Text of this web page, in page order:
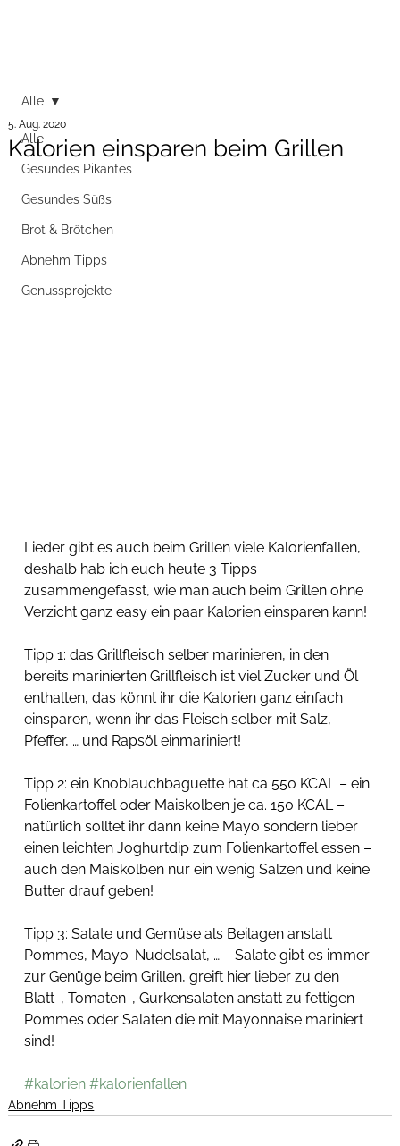
Alle
Gesundes Pikantes
Gesundes Süßs
Brot & Brötchen
Abnehm Tipps
Genussprojekte
Alle
Kalorien einsparen beim Grillen
5. Aug. 2020
Lieder gibt es auch beim Grillen viele Kalorienfallen,
deshalb hab ich euch heute 3 Tipps
zusammengefasst, wie man auch beim Grillen ohne
Verzicht ganz easy ein paar Kalorien einsparen kann!
Tipp 1: das Grillfleisch selber marinieren, in den
bereits marinierten Grillfleisch ist viel Zucker und Öl
enthalten, das könnt ihr die Kalorien ganz einfach
einsparen, wenn ihr das Fleisch selber mit Salz,
Pfeffer, … und Rapsöl einmariniert!
Tipp 2: ein Knoblauchbaguette hat ca 550 KCAL – ein
Folienkartoffel oder Maiskolben je ca. 150 KCAL –
natürlich solltet ihr dann keine Mayo sondern lieber
einen leichten Joghurtdip zum Folienkartoffel essen –
auch den Maiskolben nur ein wenig Salzen und keine
Butter drauf geben!
Tipp 3: Salate und Gemüse als Beilagen anstatt
Pommes, Mayo-Nudelsalat, … – Salate gibt es immer
zur Genüge beim Grillen, greift hier lieber zu den
Blatt-, Tomaten-, Gurkensalaten anstatt zu fettigen
Pommes oder Salaten die mit Mayonnaise mariniert
sind!
#kalorien #kalorienfallen
Abnehm Tipps